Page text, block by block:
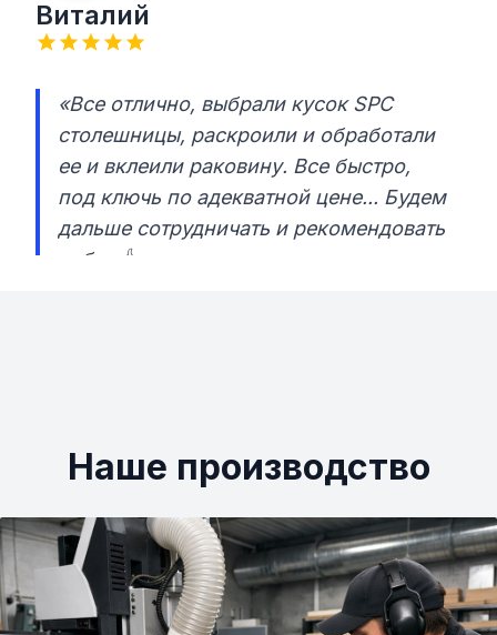
Виталий
«Все отлично, выбрали кусок SPC
столешницы, раскроили и обработали
ее и вклеили раковину. Все быстро,
под ключь по адекватной цене... Будем
дальше сотрудничать и рекомендовать
ребят 👍»
Наше производство